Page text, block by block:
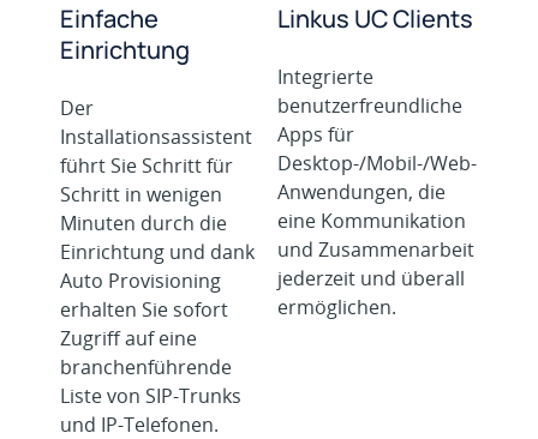
Einfache
Einrichtung
Der
Installationsassistent
führt Sie Schritt für
Schritt in wenigen
Minuten durch die
Einrichtung und dank
Auto Provisioning
erhalten Sie sofort
Zugriff auf eine
branchenführende
Liste von SIP-Trunks
und IP-Telefonen.
Linkus UC Clients
Integrierte
benutzerfreundliche
Apps für
Desktop-/Mobil-/Web-
Anwendungen, die
eine Kommunikation
und Zusammenarbeit
jederzeit und überall
ermöglichen.